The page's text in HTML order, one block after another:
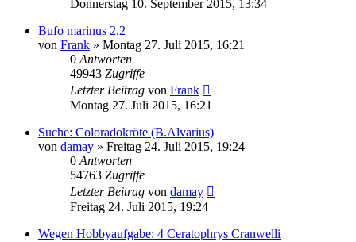
Donnerstag 10. September 2015, 13:34
Bufo marinus 2.2
von Frank » Montag 27. Juli 2015, 16:21
0 Antworten
49943 Zugriffe
Letzter Beitrag von Frank
Montag 27. Juli 2015, 16:21
Suche: Coloradokröte (B.Alvarius)
von damay » Freitag 24. Juli 2015, 19:24
0 Antworten
54763 Zugriffe
Letzter Beitrag von damay
Freitag 24. Juli 2015, 19:24
Wegen Hobbyaufgabe: 4 Ceratophrys Cranwelli